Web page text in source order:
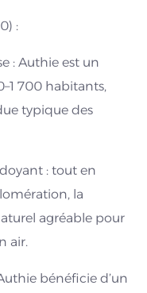
:
: Authie est un
700 habitants,
typique des
: tout en
la
agréable pour
air.
bénéficie d’un